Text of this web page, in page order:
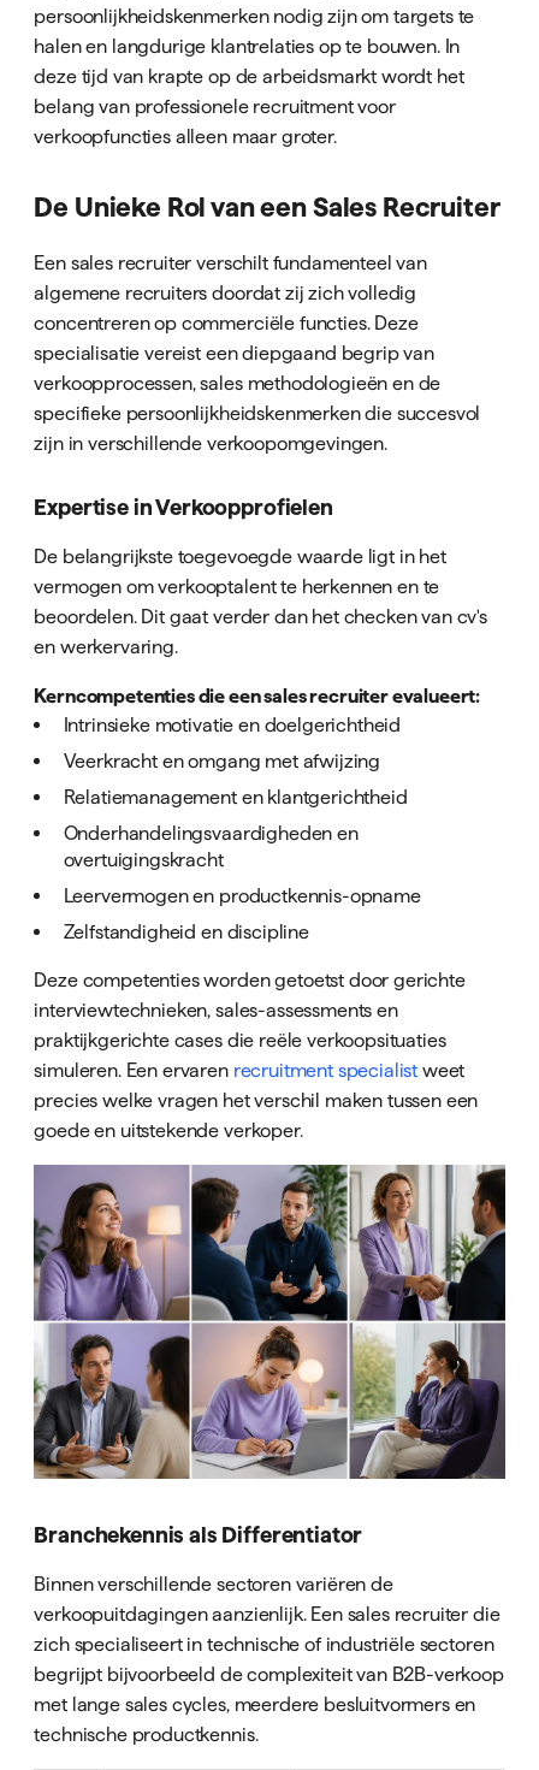
persoonlijkheidskenmerken nodig zijn om targets te
halen en langdurige klantrelaties op te bouwen. In
deze tijd van krapte op de arbeidsmarkt wordt het
belang van professionele recruitment voor
verkoopfuncties alleen maar groter.
De Unieke Rol van een Sales Recruiter
Een sales recruiter verschilt fundamenteel van
algemene recruiters doordat zij zich volledig
concentreren op commerciële functies. Deze
specialisatie vereist een diepgaand begrip van
verkoopprocessen, sales methodologieën en de
specifieke persoonlijkheidskenmerken die succesvol
zijn in verschillende verkoopomgevingen.
Expertise in Verkoopprofielen
De belangrijkste toegevoegde waarde ligt in het
vermogen om verkooptalent te herkennen en te
beoordelen. Dit gaat verder dan het checken van cv's
en werkervaring.
Kerncompetenties die een sales recruiter evalueert:
Intrinsieke motivatie en doelgerichtheid
Veerkracht en omgang met afwijzing
Relatiemanagement en klantgerichtheid
Onderhandelingsvaardigheden en
overtuigingskracht
Leervermogen en productkennis-opname
Zelfstandigheid en discipline
Deze competenties worden getoetst door gerichte
interviewtechnieken, sales-assessments en
praktijkgerichte cases die reële verkoopsituaties
simuleren. Een ervaren recruitment specialist weet
precies welke vragen het verschil maken tussen een
goede en uitstekende verkoper.
Branchekennis als Differentiator
Binnen verschillende sectoren variëren de
verkoopuitdagingen aanzienlijk. Een sales recruiter die
zich specialiseert in technische of industriële sectoren
begrijpt bijvoorbeeld de complexiteit van B2B-verkoop
met lange sales cycles, meerdere besluitvormers en
technische productkennis.